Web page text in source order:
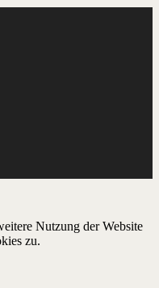
Nutzung der Website
zu.